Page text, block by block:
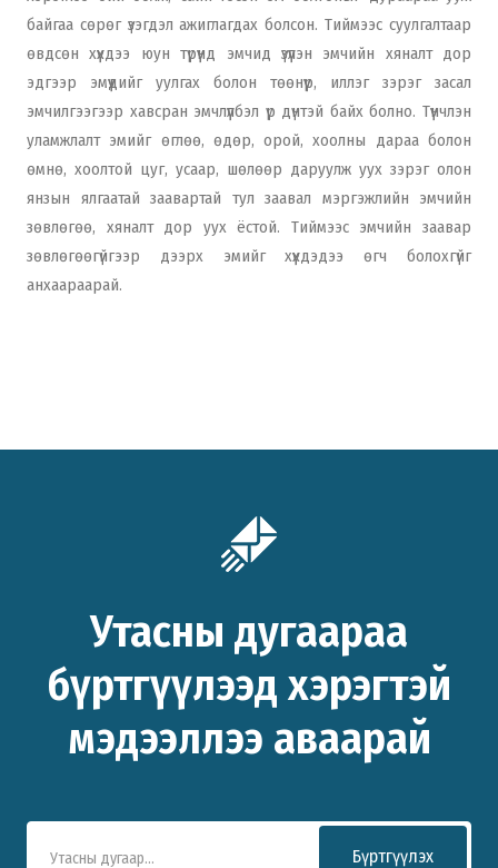
байгаа сөрөг үзэгдэл ажиглагдах болсон. Тиймээс суулгалтаар
өвдсөн хүүхдээ юун түрүүнд эмчид үзүүлэн эмчийн хяналт дор
эдгээр эмүүдийг уулгах болон төөнүүр, иллэг зэрэг засал
эмчилгээгээр хавсран эмчлүүлбэл үр дүнтэй байх болно. Түүнчлэн
уламжлалт эмийг өглөө, өдөр, орой, хоолны дараа болон
өмнө, хоолтой цуг, усаар, шөлөөр даруулж уух зэрэг олон
янзын ялгаатай заавартай тул заавал мэргэжлийн эмчийн
зөвлөгөө, хяналт дор уух ёстой. Тиймээс эмчийн заавар
зөвлөгөөгүйгээр дээрх эмийг хүүхдэдээ өгч болохгүйг
анхаараарай.
Утасны дугаараа
бүртгүүлээд хэрэгтэй
мэдээллээ аваарай
Бүртгүүлэх